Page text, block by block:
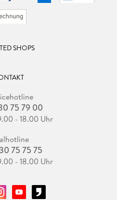
SHOPS
75 79 00
- 18.00 Uhr
75 75 75
- 18.00 Uhr